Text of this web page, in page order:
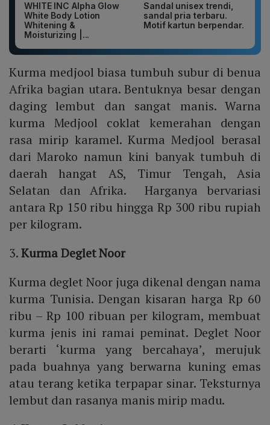
WHITE INC Alpha Glow
White Body Lotion
Whitening &
Moisturizing |...
Sandal unisex trendi,
sandal pria terbaru.
Motif kartun berpendar.
Kurma medjool biasa tumbuh subur di benua
Afrika bagian utara. Bentuknya besar dengan
daging lembut dan sangat manis. Warna
kurma Medjool coklat kemerahan dengan
rasa mirip karamel. Kurma Medjool berasal
dari Maroko namun kini banyak tumbuh di
daerah hangat AS, Timur Tengah, Asia
Selatan dan Afrika. Harganya bervariasi
antara Rp 150 ribu hingga Rp 300 ribu rupiah
per kilogram.
3.Kurma Deglet Noor
Kurma deglet Noor juga dikenal dengan nama
kurma Tunisia. Dengan kisaran harga Rp 60
ribu – Rp 100 ribuan per kilogram, membuat
kurma jenis ini ramai peminat. Deglet Noor
berarti ‘kurma yang bercahaya’, merujuk
pada buahnya yang berwarna kuning emas
atau terang ketika terpapar sinar. Teksturnya
lembut dan rasanya manis mirip madu.